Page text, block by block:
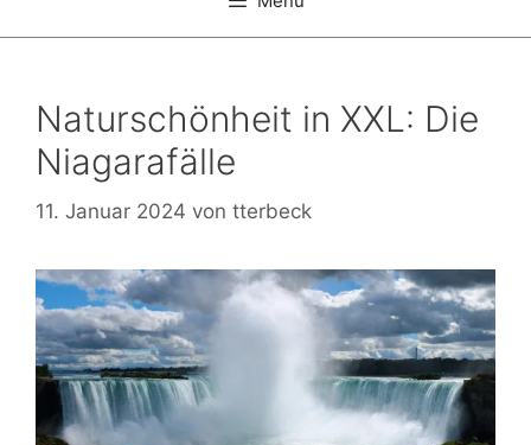
Naturschönheit in XXL: Die
Niagarafälle
11. Januar 2024 von tterbeck